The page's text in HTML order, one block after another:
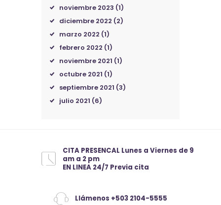
noviembre 2023 (1)
diciembre 2022 (2)
marzo 2022 (1)
febrero 2022 (1)
noviembre 2021 (1)
octubre 2021 (1)
septiembre 2021 (3)
julio 2021 (6)
CITA PRESENCAL Lunes a Viernes de 9
am a 2 pm
EN LINEA 24/7 Previa cita
Llámenos +503 2104-5555